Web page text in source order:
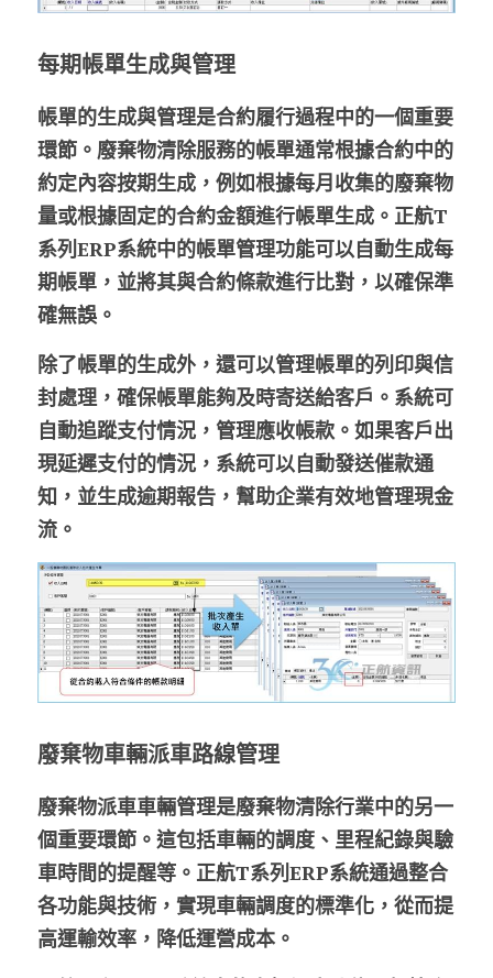
每期帳單生成與管理
帳單的生成與管理是合約履行過程中的一個重要
環節。廢棄物清除服務的帳單通常根據合約中的
約定內容按期生成，例如根據每月收集的廢棄物
量或根據固定的合約金額進行帳單生成。正航T
系列ERP系統中的帳單管理功能可以自動生成每
期帳單，並將其與合約條款進行比對，以確保準
確無誤。
除了帳單的生成外，還可以管理帳單的列印與信
封處理，確保帳單能夠及時寄送給客戶。系統可
自動追蹤支付情況，管理應收帳款。如果客戶出
現延遲支付的情況，系統可以自動發送催款通
知，並生成逾期報告，幫助企業有效地管理現金
流。
廢棄物車輛派車路線管理
廢棄物派車車輛管理是廢棄物清除行業中的另一
個重要環節。這包括車輛的調度、里程紀錄與驗
車時間的提醒等。正航T系列ERP系統通過整合
各功能與技術，實現車輛調度的標準化，從而提
高運輸效率，降低運營成本。